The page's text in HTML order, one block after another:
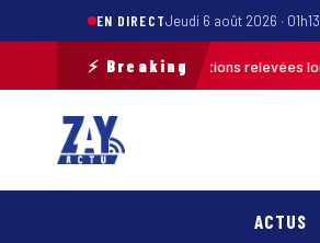
EN DIRECTJeudi 6 août 2026 · 01h13
⚡ Breaking
de 120 infractions relevées lors des
ACTUS